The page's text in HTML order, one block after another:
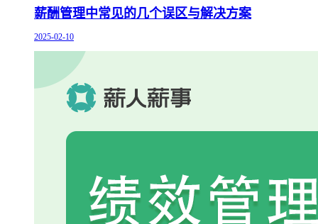
薪酬管理中常见的几个误区与解决方案
2025-02-10